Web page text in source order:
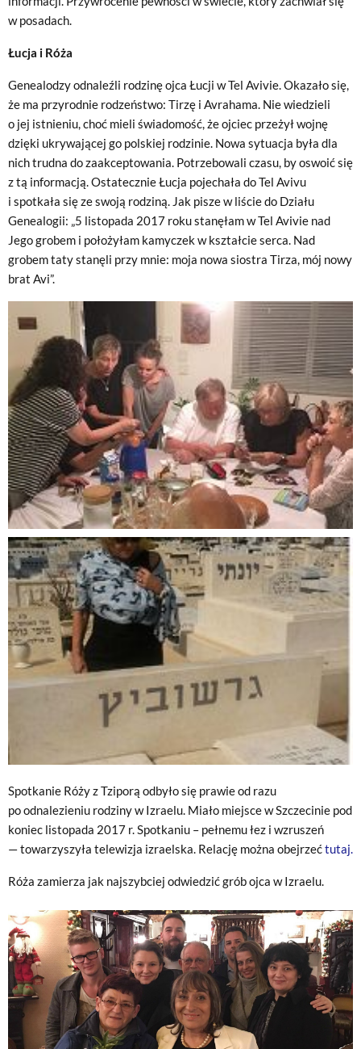
w posadach.
Łucja i Róża
Genealodzy odnaleźli rodzinę ojca Łucji w Tel Avivie. Okazało się,
że ma przyrodnie rodzeństwo: Tirzę i Avrahama. Nie wiedzieli
o jej istnieniu, choć mieli świadomość, że ojciec przeżył wojnę
dzięki ukrywającej go polskiej rodzinie. Nowa sytuacja była dla
nich trudna do zaakceptowania. Potrzebowali czasu, by oswoić się
z tą informacją. Ostatecznie Łucja pojechała do Tel Avivu
i spotkała się ze swoją rodziną. Jak pisze w liście do Działu
Genealogii: „5 listopada 2017 roku stanęłam w Tel Avivie nad
Jego grobem i położyłam kamyczek w kształcie serca. Nad
grobem taty stanęli przy mnie: moja nowa siostra Tirza, mój nowy
brat Avi”.
Spotkanie Róży z Tziporą odbyło się prawie od razu
po odnalezieniu rodziny w Izraelu. Miało miejsce w Szczecinie pod
koniec listopada 2017 r. Spotkaniu – pełnemu łez i wzruszeń
— towarzyszyła telewizja izraelska. Relację można obejrzećtutaj.
Róża zamierza jak najszybciej odwiedzić grób ojca w Izraelu.